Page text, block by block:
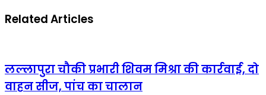
जिलाधिकारी
चंदौली
किया
स्वागत
के
साथ
ध्वज”
सांस्कृतिक
जन
Related Articles
लल्लापुरा चौकी प्रभारी शिवम मिश्रा की कार्रवाई, दो
वाहन सीज, पांच का चालान